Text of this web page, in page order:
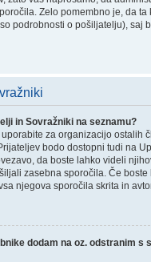
Zelo pomembno je, da ta
podrobnosti o pošiljatelju), saj
in Sovražniki na seznamu?
za organizacijo ostalih
bodo dostopni tudi na
da boste lahko videli
zasebna sporočila. Če boste
njegova sporočila skrita in
dodam na oz. odstranim s